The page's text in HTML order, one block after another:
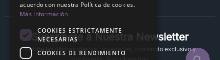
Suscríbete a Nuestra Newsletter
Recibe las últimas ofertas, novedades, contenido exclusivo y
acuerdo con nuestra Política de cookies.
Más información
COOKIES ESTRICTAMENTE
NECESARIAS
COOKIES DE RENDIMIENTO